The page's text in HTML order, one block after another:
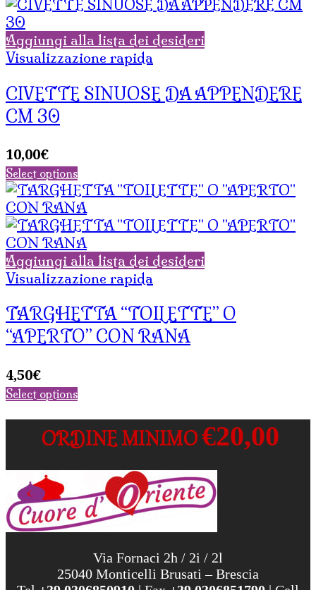
Aggiungi alla lista dei desideri
Visualizzazione rapida
CIVETTE SINUOSE DA APPENDERE
CM 30
10,00€
Select options
Aggiungi alla lista dei desideri
Visualizzazione rapida
TARGHETTA “TOILETTE” O
“APERTO” CON RANA
4,50€
Select options
ORDINE MINIMO€20,00
Via Fornaci 2h / 2i / 2l
25040 Monticelli Brusati – Brescia